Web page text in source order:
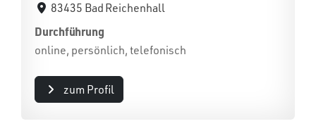
83435 Bad Reichenhall
Durchführung
online, persönlich, telefonisch
zum Profil